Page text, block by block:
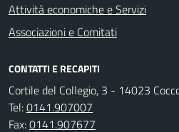
Attività economiche e Servizi
Associazioni e Comitati
CONTATTI E RECAPITI
Cortile del Collegio, 3 - 14023
Tel:0141.907007
Fax:0141.907677